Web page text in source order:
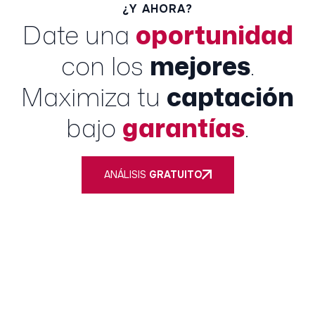
¿Y AHORA?
Date una oportunidad
con los mejores.
Maximiza tu captación
bajo garantías.
ANÁLISIS GRATUITO